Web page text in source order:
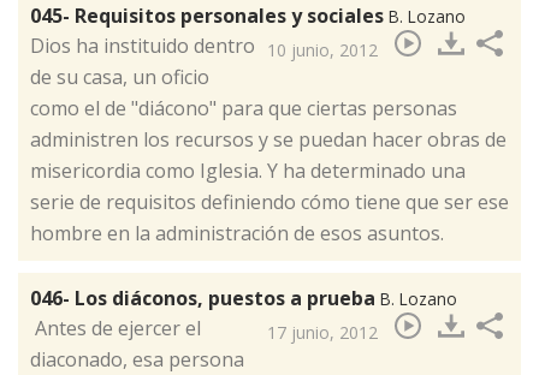
045- Requisitos personales y sociales B. Lozano
10 junio, 2012
​Dios ha instituido dentro
de su casa, un oficio
como el de "diácono" para que ciertas personas
administren los recursos y se puedan hacer obras de
misericordia como Iglesia. Y ha determinado una
serie de requisitos definiendo cómo tiene que ser ese
hombre en la administración de esos asuntos.
046- Los diáconos, puestos a prueba B. Lozano
17 junio, 2012
​ Antes de ejercer el
diaconado, esa persona